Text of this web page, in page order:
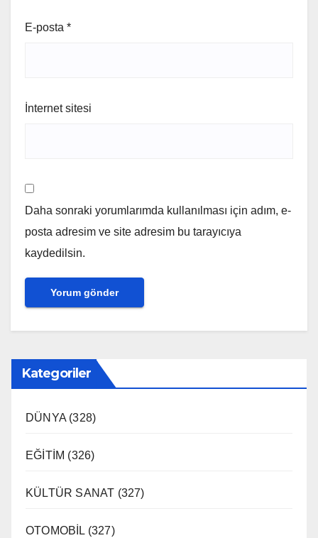
E-posta *
İnternet sitesi
Daha sonraki yorumlarımda kullanılması için adım, e-
posta adresim ve site adresim bu tarayıcıya
kaydedilsin.
Kategoriler
DÜNYA (328)
EĞİTİM (326)
KÜLTÜR SANAT (327)
OTOMOBİL (327)